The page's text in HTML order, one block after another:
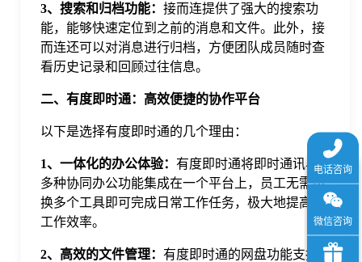
3、搜索和归档功能： 接而连提供了强大的搜索功
能，能够快速定位到之前的消息和文件。此外，接
而连还可以对消息进行归档，方便团队成员随时查
看历史记录和回顾过往信息。
二、有度即时通：高效便捷的协作平台
以下是选择有度即时通的几个理由：
1、一体化的办公体验： 有度即时通将即时通讯与
多种协同办公功能集成在一个平台上，员工无需切
换多个工具即可完成日常工作任务，极大地提高了
工作效率。
2、高效的文件管理： 有度即时通的网盘功能支持